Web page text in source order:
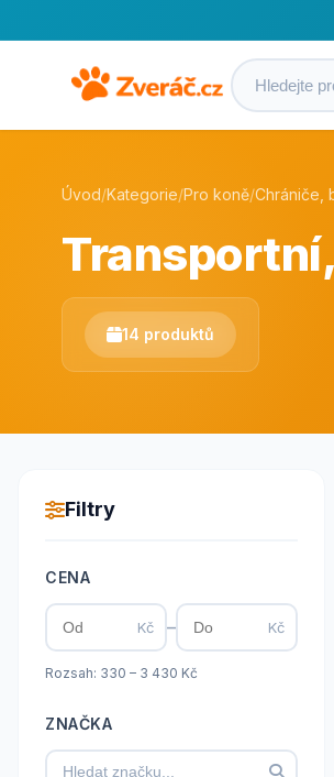
Úvod/Kategorie/Pro koně/Chrániče,
14 produktů
Filtry
CENA
Kč – Kč
Rozsah: 330 – 3 430 Kč
ZNAČKA